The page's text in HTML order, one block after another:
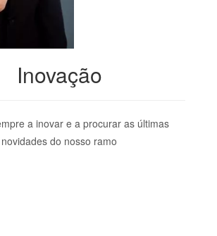
Inovação
a inovar e a procurar as últimas
novidades do nosso ramo